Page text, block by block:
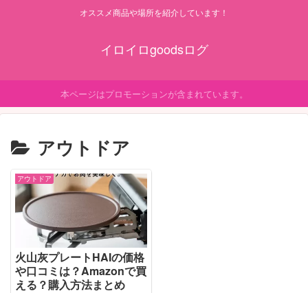
オススメ商品や場所を紹介しています！
イロイロgoodsログ
本ページはプロモーションが含まれています。
アウトドア
アウトドア
火山灰プレートHAIの価格
や口コミは？Amazonで買
える？購入方法まとめ